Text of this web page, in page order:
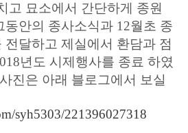
고 묘소에서 간단하게 종원
동안의 종사소식과 12월초 종
전달하고 제실에서 환담과 점
년도 시제행사를 종료 하였
진은 아래 블로그에서 보실
syh5303/221396027318